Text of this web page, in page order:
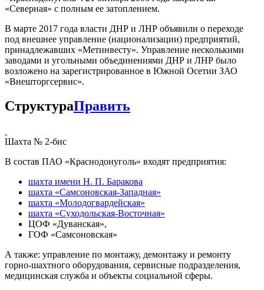
«Северная» с полным ее затоплением.
В марте 2017 года власти ДНР и ЛНР объявили о переходе
под внешнее управление (национализации) предприятий,
принадлежавших «Метинвесту». Управление несколькими
заводами и угольными объединениями ДНР и ЛНР было
возложено на зарегистрированное в Южной Осетии ЗАО
«Внешторгсервис».
СтруктураПравить
Шахта № 2-бис
В состав ПАО «Краснодонуголь» входят предприятия:
шахта имени Н. П. Баракова
шахта «Самсоновская-Западная»
шахта «Молодогвардейская»
шахта «Суходольская-Восточная»
ЦОФ «Дуванская»,
ГОФ «Самсоновская»
А также: управление по монтажу, демонтажу и ремонту
горно-шахтного оборудования, сервисные подразделения,
медицинская служба и объекты социальной сферы.